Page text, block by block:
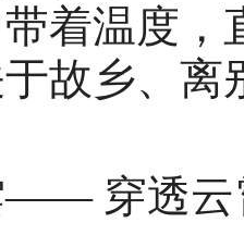
着温度
故乡、离
穿透云霄